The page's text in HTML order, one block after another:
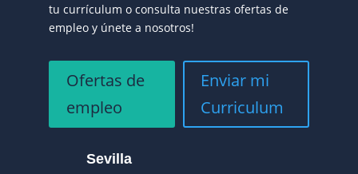
tu currículum o consulta nuestras ofertas de
empleo y únete a nosotros!
Ofertas de
empleo
Enviar mi
Curriculum
Sevilla